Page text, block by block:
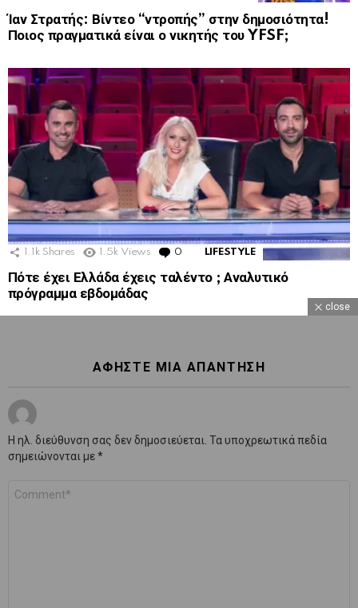
Ίαν Στρατής: Βίντεο “ντροπής” στην δημοσιότητα!
Ποιος πραγματικά είναι ο νικητής του YFSF;
1.1k Shares 1.5k Views 0 Comments
LIFESTYLE
Πότε έχει Ελλάδα έχεις ταλέντο ; Αναλυτικό
πρόγραμμα εβδομάδας
ΑΦΉΣΤΕ ΜΙΑ ΑΠΆΝΤΗΣΗ
Η ηλ. διεύθυνση σας δεν δημοσιεύεται. Τα υποχρεωτικά πεδία
σημειώνονται με*
close